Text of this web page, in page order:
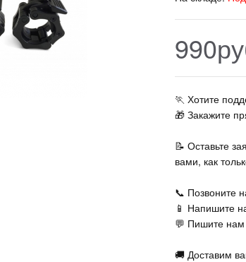
🏃‍ Хотите
🎁 Закажите
📝 Оставьте
вами, как
📞 Позвоните
📱 Напишите
💬 Пишите нам
🚚 Доставим